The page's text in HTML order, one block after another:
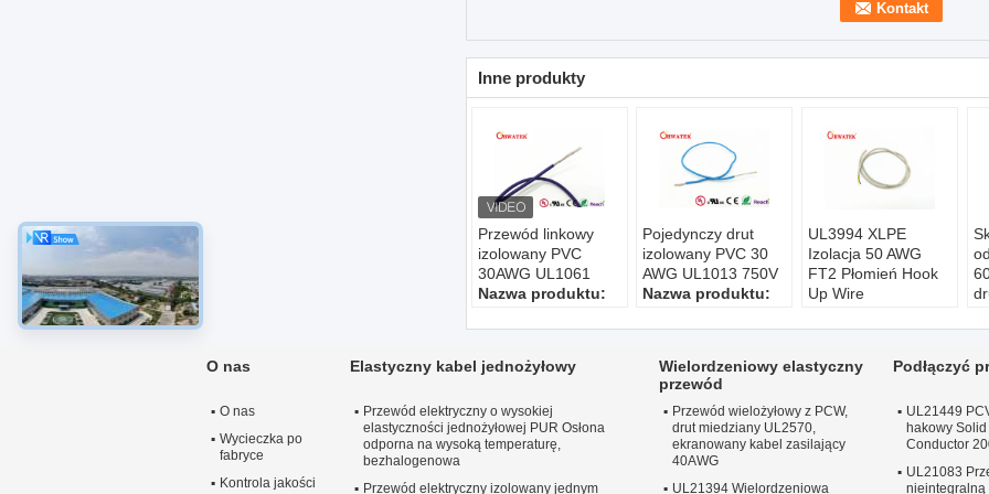
Inne produkty
Przewód linkowy
izolowany PVC
30AWG UL1061
Nazwa produktu:
Napięcie
V.
Numer rdzenia:
1core
Pojedynczy drut
izolowany PVC 30
AWG UL1013 750V
Nazwa produktu:
Napięcie
V LUB 750 V.
Temperatura:
lub 90 ℃
Numer rdzenia:
1core
UL3994 XLPE
Izolacja 50 AWG
FT2 Płomień Hook
Up Wire
UL3994
2000 kcmil
linka
Numer rdzenia:
1core
O nas
O nas
Wycieczka po
fabryce
Kontrola jakości
Elastyczny kabel jednożyłowy
Przewód elektryczny o wysokiej
elastyczności jednożyłowej PUR Osłona
odporna na wysoką temperaturę,
bezhalogenowa
Przewód elektryczny izolowany jednym
Wielordzeniowy elastyczny
przewód
Przewód wielożyłowy z PCW,
drut miedziany UL2570,
ekranowany kabel zasilający
40AWG
UL21394 Wielordzeniowa
Podłączyć
UL21449
hakowy Solid
Conductor
UL21083
nieintegralną